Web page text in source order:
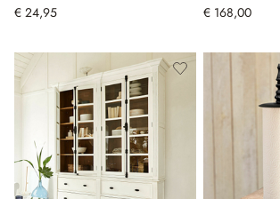
€ 24,95 € 168,00